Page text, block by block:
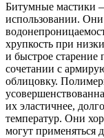
Битумные мастики
использовании.
хрупкость при
и быстрое старение
сочетании с
облицовку.
их эластичнее,
температур. Они
могут применяться